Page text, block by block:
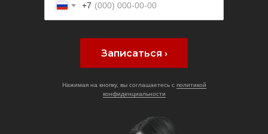
+7
Записаться ›
Нажимая на кнопку, вы соглашаетесь с политикой
конфиденциальности